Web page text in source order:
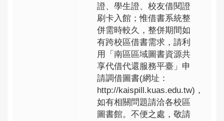
證、學生證、校友借閱證
刷卡入館；惟借書系統整
併需時較久，整併期間如
有跨校區借書需求，請利
用「南區區域圖書資源共
享代借代還服務平臺」申
請調借圖書(網址：
http://kaispill.kuas.edu.tw)，
如有相關問題請洽各校區
圖書館。不便之處，敬請